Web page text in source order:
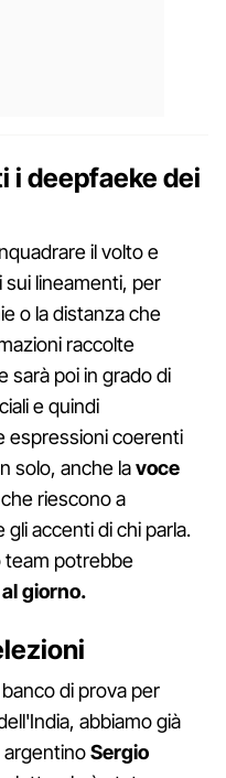
i deepfaeke dei
il volto e
sui lineamenti, per
o la distanza che
raccolte
sarà poi in grado di
e quindi
espressioni coerenti
solo, anche lavoce
riescono a
accenti di chi parla.
team potrebbe
giorno.
di prova per
abbiamo già
argentinoSergio